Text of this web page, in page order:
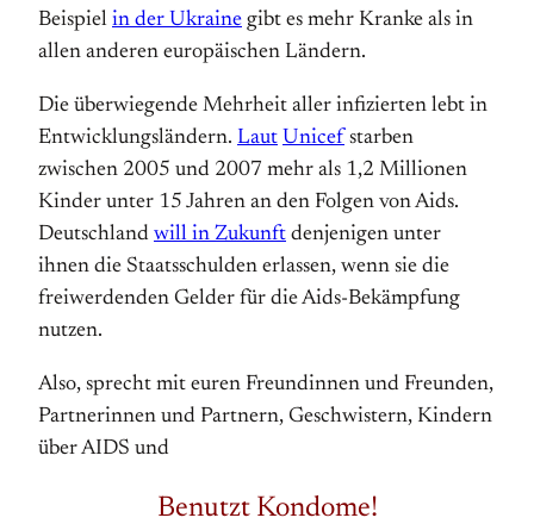
Beispiel in der Ukraine gibt es mehr Kranke als in
allen anderen europäischen Ländern.
Die überwiegende Mehrheit aller infizierten lebt in
Entwicklungsländern. Laut Unicef starben
zwischen 2005 und 2007 mehr als 1,2 Millionen
Kinder unter 15 Jahren an den Folgen von Aids.
Deutschland will in Zukunft denjenigen unter
ihnen die Staatsschulden erlassen, wenn sie die
freiwerdenden Gelder für die Aids-Bekämpfung
nutzen.
Also, sprecht mit euren Freundinnen und Freunden,
Partnerinnen und Partnern, Geschwistern, Kindern
über AIDS und
Benutzt Kondome!